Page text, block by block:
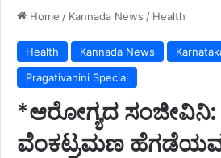
Home / Kannada News / Health
Health Kannada News
Pragativahini Special
*ಆರೋಗ್ಯದ
ವೆಂಕಟ್ರಮಣ